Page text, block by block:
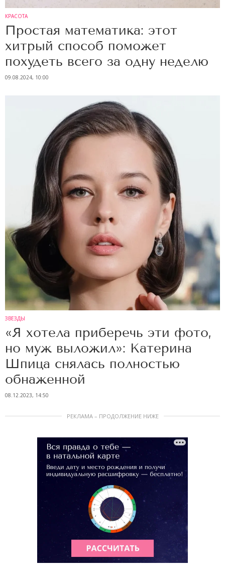
КРАСОТА
Простая математика: этот
хитрый способ поможет
похудеть всего за одну неделю
09.08.2024, 10:00
ЗВЕЗДЫ
«Я хотела приберечь эти фото,
но муж выложил»: Катерина
Шпица снялась полностью
обнаженной
08.12.2023, 14:50
РЕКЛАМА – ПРОДОЛЖЕНИЕ НИЖЕ